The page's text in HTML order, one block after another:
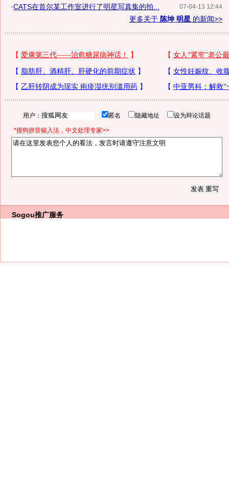
07-04-13 12:44
·CATS在首尔某工作室进行了明星写真集的拍...
更多关于 陈坤 明星 的新闻>>
用户： 匿名 隐藏地址 设为辩论话题
*搜狗拼音输入法，中文处理专家>>
Sogou推广服务